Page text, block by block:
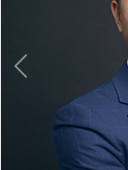
Previous